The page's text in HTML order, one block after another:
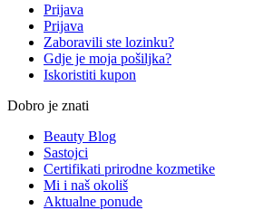
Prijava
Prijava
Zaboravili ste lozinku?
Gdje je moja pošiljka?
Iskoristiti kupon
Dobro je znati
Beauty Blog
Sastojci
Certifikati prirodne kozmetike
Mi i naš okoliš
Aktualne ponude